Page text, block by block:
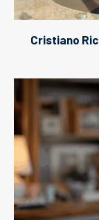
Cristiano